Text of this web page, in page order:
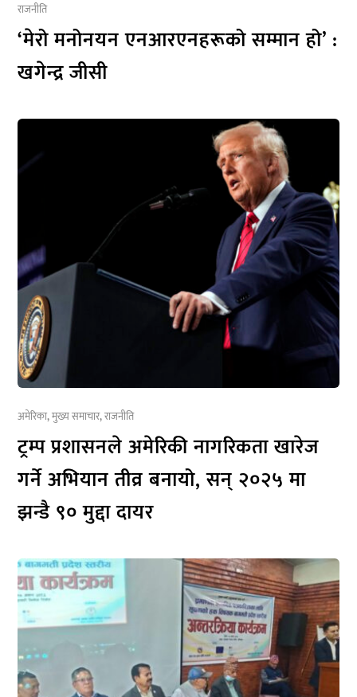
राजनीति
‘मेरो मनोनयन एनआरएनहरूको सम्मान हो’ :
खगेन्द्र जीसी
अमेरिका,मुख्य समाचार,राजनीति
ट्रम्प प्रशासनले अमेरिकी नागरिकता खारेज
गर्ने अभियान तीव्र बनायो, सन् २०२५ मा
झन्डै ९० मुद्दा दायर